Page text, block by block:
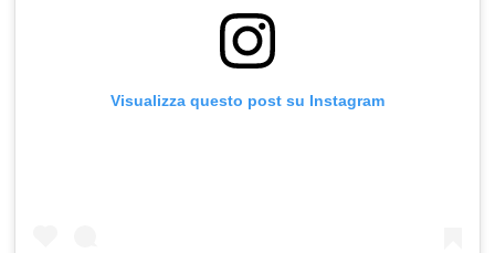
Visualizza questo post su Instagram